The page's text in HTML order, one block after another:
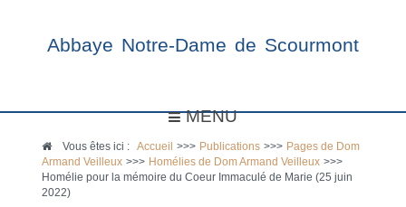
Abbaye Notre-Dame de Scourmont
MENU
Vous êtes ici :Accueil >>> Publications >>> Pages de Dom
Armand Veilleux >>> Homélies de Dom Armand Veilleux >>>
Homélie pour la mémoire du Coeur Immaculé de Marie (25 juin
2022)